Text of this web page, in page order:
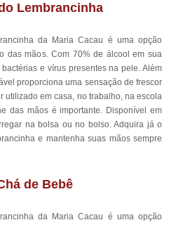
Lembrancinha
da Maria Cacau é uma opção
das mãos. Com 70% de álcool em sua
e vírus presentes na pele. Além
proporciona uma sensação de frescor
utilizado em casa, no trabalho, na escola
das mãos é importante. Disponível em
na bolsa ou no bolso. Adquira já o
e mantenha suas mãos sempre
de Bebê
da Maria Cacau é uma opção